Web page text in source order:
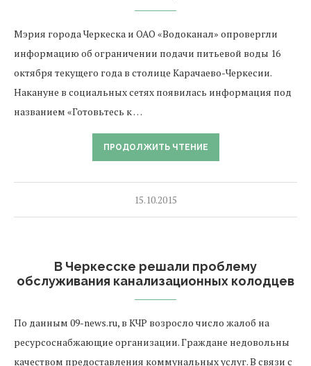
Мэрия города Черкеска и ОАО «Водоканал» опровергли
информацию об ограничении подачи питьевой воды 16
октября текущего года в столице Карачаево-Черкесии.
Накануне в социальных сетях появилась информация под
названием «Готовьтесь к …
ПРОДОЛЖИТЬ ЧТЕНИЕ
15.10.2015
В Черкесске решали проблему
обслуживания канализационных колодцев
По данным 09-news.ru, в КЧР возросло число жалоб на
ресурсоснабжающие организации. Граждане недовольны
качеством предоставления коммунальных услуг. В связи с